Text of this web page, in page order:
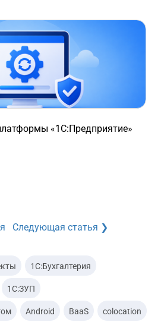
«1С:Предприятие»
Следующая статья ❯
1С:Бухгалтерия
1С:ЗУП
Android BaaS colocation